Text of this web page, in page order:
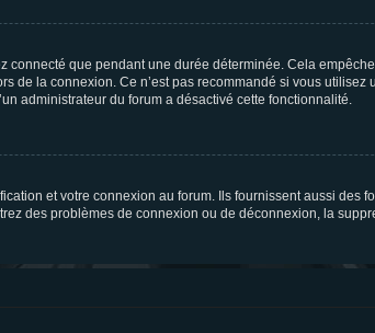
connecté que pendant une durée déterminée. Cela
de la connexion. Ce n’est pas recommandé si vous
administrateur du forum a désactivé cette fonctionnalité.
et votre connexion au forum. Ils fournissent aussi des
des problèmes de connexion ou de déconnexion, la